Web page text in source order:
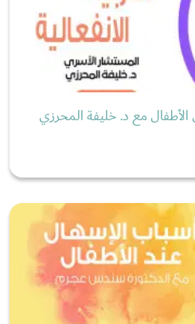
الأطفال مع د. خليفة المحرزي